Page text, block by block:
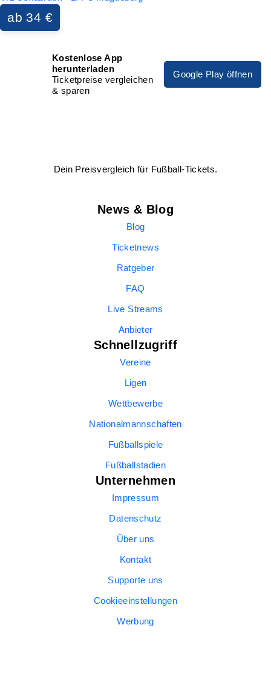
ab 34 €
Kostenlose App
herunterladen
Ticketpreise vergleichen
& sparen
Google Play öffnen
Dein Preisvergleich für Fußball-Tickets.
News & Blog
Blog
Ticketnews
Ratgeber
FAQ
Live Streams
Anbieter
Schnellzugriff
Vereine
Ligen
Wettbewerbe
Nationalmannschaften
Fußballspiele
Fußballstadien
Unternehmen
Impressum
Datenschutz
Über uns
Kontakt
Supporte uns
Cookieeinstellungen
Werbung